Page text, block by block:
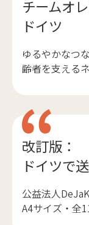
チームオ
ドイツ
ゆるやかなつ
齢者を支える
改訂版：
ドイツで
公益法人
A4サイズ・全